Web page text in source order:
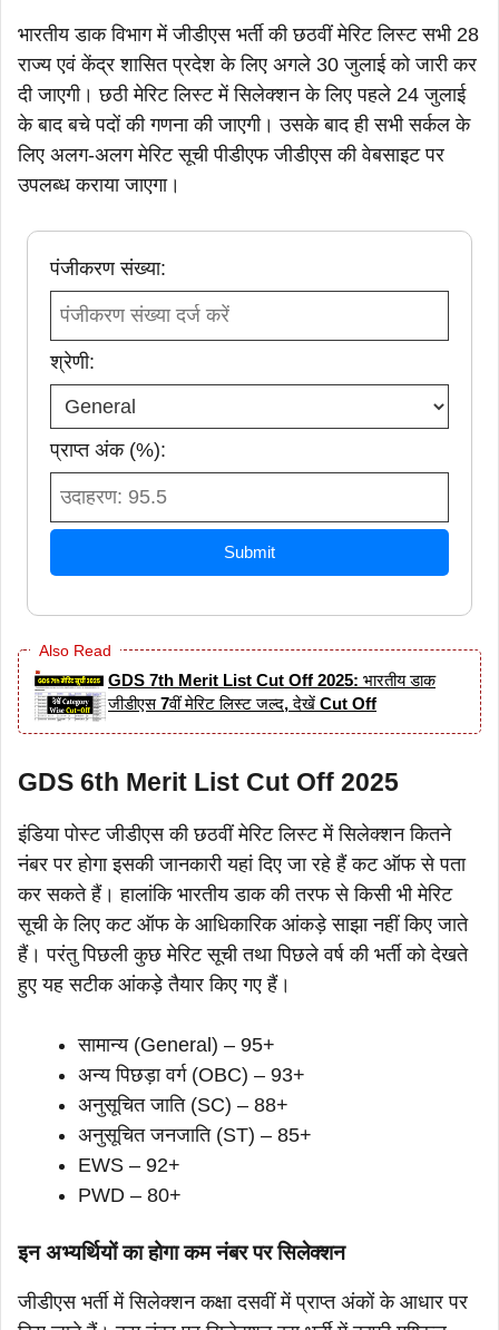
भारतीय डाक विभाग में जीडीएस भर्ती की छठवीं मेरिट लिस्ट सभी 28
राज्य एवं केंद्र शासित प्रदेश के लिए अगले 30 जुलाई को जारी कर
दी जाएगी। छठी मेरिट लिस्ट में सिलेक्शन के लिए पहले 24 जुलाई
के बाद बचे पदों की गणना की जाएगी। उसके बाद ही सभी सर्कल के
लिए अलग-अलग मेरिट सूची पीडीएफ जीडीएस की वेबसाइट पर
उपलब्ध कराया जाएगा।
पंजीकरण संख्या:
श्रेणी:
प्राप्त अंक (%):
Submit
Also Read
GDS 7th Merit List Cut Off 2025: भारतीय डाक
जीडीएस 7वीं मेरिट लिस्ट जल्द, देखें Cut Off
GDS 6th Merit List Cut Off 2025
इंडिया पोस्ट जीडीएस की छठवीं मेरिट लिस्ट में सिलेक्शन कितने
नंबर पर होगा इसकी जानकारी यहां दिए जा रहे हैं कट ऑफ से पता
कर सकते हैं। हालांकि भारतीय डाक की तरफ से किसी भी मेरिट
सूची के लिए कट ऑफ के आधिकारिक आंकड़े साझा नहीं किए जाते
हैं। परंतु पिछली कुछ मेरिट सूची तथा पिछले वर्ष की भर्ती को देखते
हुए यह सटीक आंकड़े तैयार किए गए हैं।
सामान्य (General) – 95+
अन्य पिछड़ा वर्ग (OBC) – 93+
अनुसूचित जाति (SC) – 88+
अनुसूचित जनजाति (ST) – 85+
EWS – 92+
PWD – 80+
इन अभ्यर्थियों का होगा कम नंबर पर सिलेक्शन
जीडीएस भर्ती में सिलेक्शन कक्षा दसवीं में प्राप्त अंकों के आधार पर